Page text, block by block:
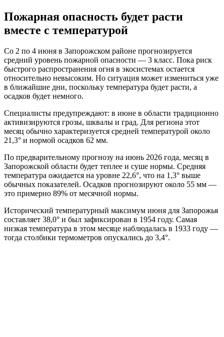
Пожарная опасность будет расти
вместе с температурой
Со 2 по 4 июня в Запорожском районе прогнозируется
средний уровень пожарной опасности — 3 класс. Пока риск
быстрого распространения огня в экосистемах остается
относительно невысоким. Но ситуация может измениться уже
в ближайшие дни, поскольку температура будет расти, а
осадков будет немного.
Специалисты предупреждают: в июне в области традиционно
активизируются грозы, шквалы и град. Для региона этот
месяц обычно характеризуется средней температурой около
21,3° и нормой осадков 62 мм.
По предварительному прогнозу на июнь 2026 года, месяц в
Запорожской области будет теплее и суше нормы. Средняя
температура ожидается на уровне 22,6°, что на 1,3° выше
обычных показателей. Осадков прогнозируют около 55 мм —
это примерно 89% от месячной нормы.
Исторический температурный максимум июня для Запорожья
составляет 38,0° и был зафиксирован в 1954 году. Самая
низкая температура в этом месяце наблюдалась в 1933 году —
тогда столбики термометров опускались до 3,4°.